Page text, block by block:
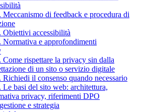
Meccanismo di feedback e procedura di
Obiettivi accessibilità
Normativa e approfondimenti
Come rispettare la privacy sin dalla
di un sito o servizio digitale
Richiedi il consenso quando necessario
Le basi del sito web: architettura,
privacy, riferimenti DPO
e strategia